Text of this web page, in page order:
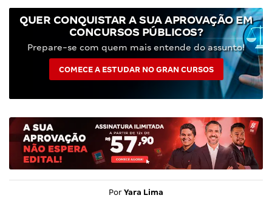
QUER CONQUISTAR A SUA APROVAÇÃO EM
CONCURSOS PÚBLICOS?
Prepare-se com quem mais entende do assunto!
COMECE A ESTUDAR NO GRAN CURSOS
Por Yara Lima